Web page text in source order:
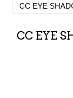
CC EYE
CC EYE